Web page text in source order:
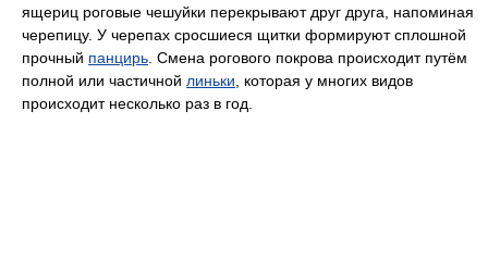
ящериц роговые чешуйки перекрывают друг друга, напоминая
черепицу. У черепах сросшиеся щитки формируют сплошной
прочный панцирь. Смена рогового покрова происходит путём
полной или частичной линьки, которая у многих видов
происходит несколько раз в год.